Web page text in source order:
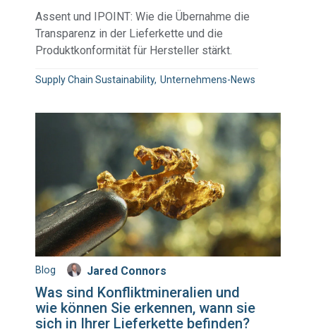
Assent und IPOINT: Wie die Übernahme die
Transparenz in der Lieferkette und die
Produktkonformität für Hersteller stärkt.
Supply Chain Sustainability Unternehmens-News
Blog Jared Connors
Was sind Konfliktmineralien und
wie können Sie erkennen, wann sie
sich in Ihrer Lieferkette befinden?